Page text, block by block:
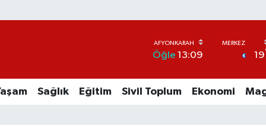
Öğle 13:09 19
Sağlık Eğitim Sivil Toplum Ekonomi